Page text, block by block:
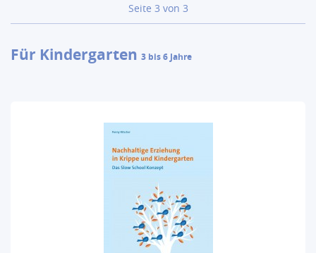
Seite 3 von 3
Für Kindergarten 3 bis 6 Jahre